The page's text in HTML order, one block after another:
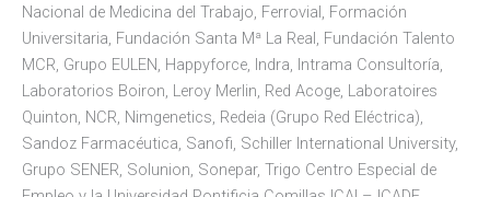
Nacional de Medicina del Trabajo, Ferrovial, Formación
Universitaria, Fundación Santa Mª La Real, Fundación Talento
MCR, Grupo EULEN, Happyforce, Indra, Intrama Consultoría,
Laboratorios Boiron, Leroy Merlin, Red Acoge, Laboratoires
Quinton, NCR, Nimgenetics, Redeia (Grupo Red Eléctrica),
Sandoz Farmacéutica, Sanofi, Schiller International University,
Grupo SENER, Solunion, Sonepar, Trigo Centro Especial de